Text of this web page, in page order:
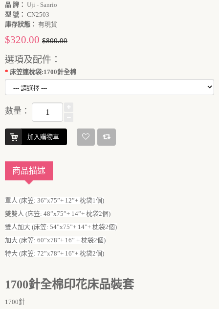
品 牌： Uji - Sanrio
型 號： CN2503
庫存狀態： 有現貨
$320.00 $800.00
選項及配件：
床笠連枕袋:1700針全棉
數量：
加入購物車
商品描述
單人 (床笠: 36”x75”+ 12”+ 枕袋1個)
雙雙人 (床笠: 48”x75”+ 14”+ 枕袋2個)
雙人加大 (床笠: 54”x75”+ 14”+ 枕袋2個)
加大 (床笠: 60”x78”+ 16” + 枕袋2個)
特大 (床笠: 72”x78”+ 16”+ 枕袋2個)
1700針全棉印花床品裝套
1700針